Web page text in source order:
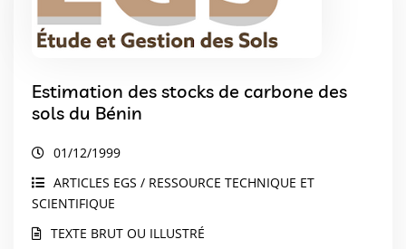
Estimation des stocks de carbone des
sols du Bénin
01/12/1999
ARTICLES EGS / RESSOURCE TECHNIQUE ET
SCIENTIFIQUE
TEXTE BRUT OU ILLUSTRÉ